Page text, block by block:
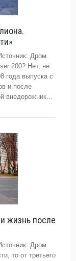
Дром
200? Нет, не
года выпуска с
и после
внедорожник...
жизнь после
Дром
то от третьего